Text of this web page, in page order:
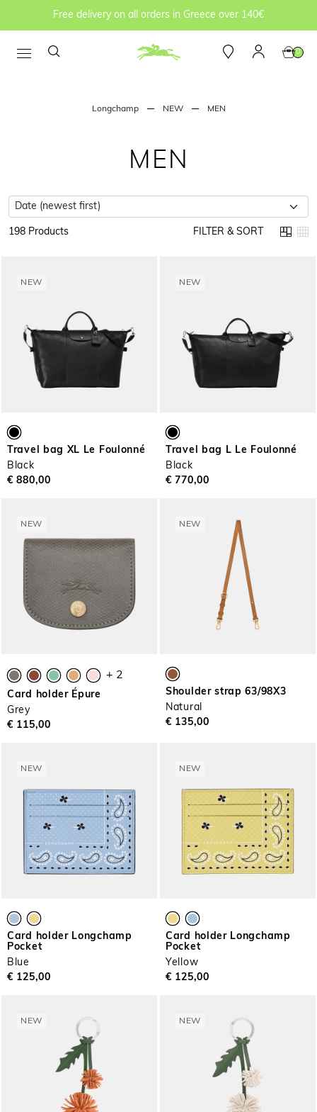
Free delivery on all orders in Greece over 140€
0
Longchamp NEW MEN
MEN
198 Products FILTER & SORT
NEW
Travel bag XL Le Foulonné
Black
€ 880,00
NEW
Travel bag L Le Foulonné
Black
€ 770,00
NEW
+ 2
Card holder Épure
Grey
€ 115,00
NEW
Shoulder strap 63/98X3
Natural
€ 135,00
NEW
Card holder Longchamp
Pocket
Blue
€ 125,00
NEW
Card holder Longchamp
Pocket
Yellow
€ 125,00
NEW NEW